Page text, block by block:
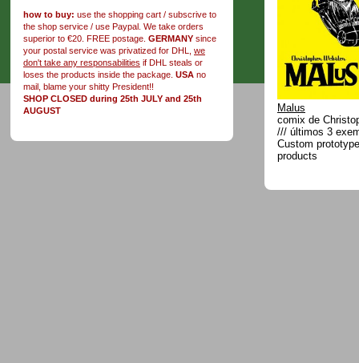
how to buy: use the shopping cart / subscrive to
the shop service / use Paypal. We take orders
superior to €20. FREE postage. GERMANY since
your postal service was privatized for DHL, we
don't take any responsabilities if DHL steals or
loses the products inside the package. USA no
mail, blame your shitty President!!
SHOP CLOSED during 25th JULY and 25th
AUGUST
Malus
comix de
/// últimos 3
Custom
products